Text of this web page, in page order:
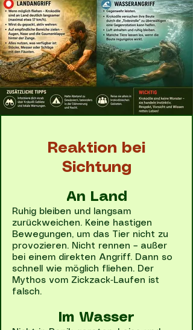
Reaktion bei
Sichtung
An Land
Ruhig bleiben und langsam
zurückweichen. Keine hastigen
Bewegungen, um das Tier nicht zu
provozieren. Nicht rennen – außer
bei einem direkten Angriff. Dann so
schnell wie möglich fliehen. Der
Mythos vom Zickzack‑Laufen ist
falsch.
Im Wasser